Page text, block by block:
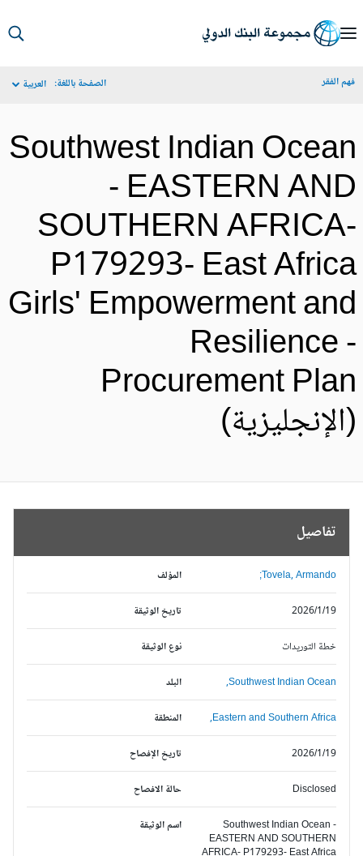
الفقر الصفحة باللغة: العربية
Southwest Indian
- EASTERN
SOUTHERN
P179293- East
Girls' Empowerment
Resilience
Procurement
تفاصيل
المؤلف Tovela, Armando;
تاريخ الوثيقة 2026/1/19
نوع الوثيقة خطة التوريدات
البلد Southwest Indian Ocean,
المنطقة Eastern and Southern Africa,
تاريخ الإفصاح 2026/1/19
حالة الافصاح Disclosed
اسم الوثيقة
Southwest Indian Ocean -
EASTERN AND SOUTHERN